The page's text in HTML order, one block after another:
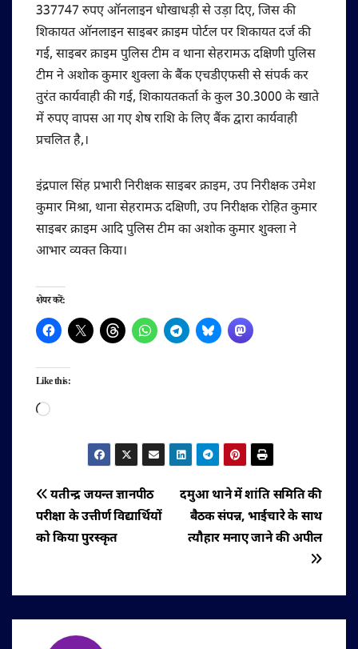
337747 रुपए ऑनलाइन धोखाधड़ी से उड़ा दिए, जिस की
शिकायत ऑनलाइन साइबर क्राइम पोर्टल पर शिकायत दर्ज की
गई, साइबर क्राइम पुलिस टीम व थाना सेहरामऊ दक्षिणी पुलिस
टीम ने अशोक कुमार शुक्ला के बैंक एचडीएफसी से संपर्क कर
तुरंत कार्यवाही की गई, शिकायतकर्ता के कुल 30.3000 के खाते
में रुपए वापस आ गए शेष राशि के लिए बैंक द्वारा कार्यवाही
प्रचलित है,।
इंद्रपाल सिंह प्रभारी निरीक्षक साइबर क्राइम, उप निरीक्षक उमेश
कुमार मिश्रा, थाना सेहरामऊ दक्षिणी, उप निरीक्षक रोहित कुमार
साइबर क्राइम आदि पुलिस टीम का अशोक कुमार शुक्ला ने
आभार व्यक्त किया।
शेयर करें:
Like this:
Loading…
पोस्ट
नेविगेशन
दमुआ थाने में शांति समिति की
बैठक संपन्न, भाईचारे के साथ
त्यौहार मनाए जाने की अपील
यतीन्द्र जयन्त ज्ञानपीठ
परीक्षा के उत्तीर्ण विद्यार्थियों
को किया पुरस्कृत